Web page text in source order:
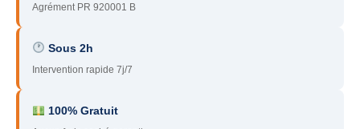
94– Val-de-Marne
95 – Val d’Oise
– Essonne
89 – Yonne
Agrément PR 920001 B
Sous 2h
Intervention rapide 7j/7
100% Gratuit